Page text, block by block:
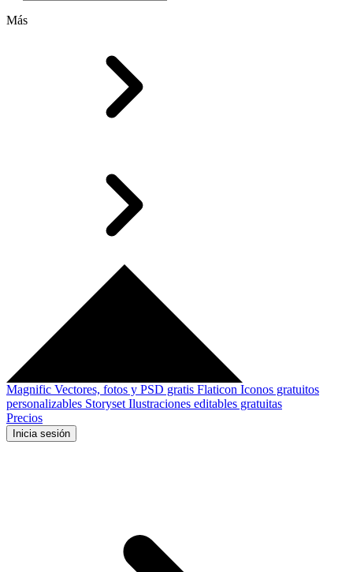
Más
Magnific Vectores, fotos y PSD gratis Flaticon Iconos gratuitos
personalizables Storyset Ilustraciones editables gratuitas
Precios
Inicia sesión